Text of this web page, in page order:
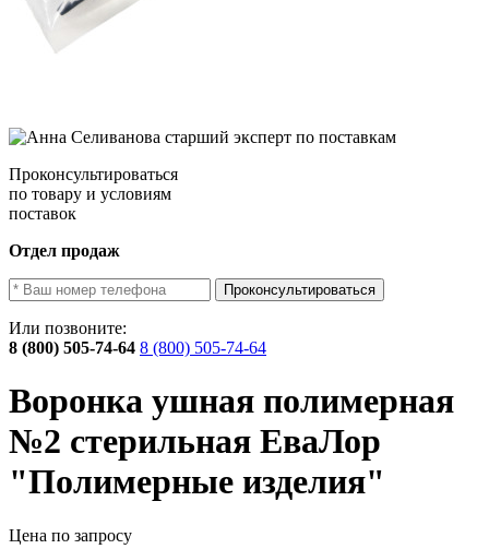
Проконсультироваться
по товару и условиям
поставок
Отдел продаж
Проконсультироваться
Или позвоните:
8 (800) 505-74-64 8 (800) 505-74-64
Воронка ушная полимерная
№2 стерильная ЕваЛор
"Полимерные изделия"
Цена по запросу